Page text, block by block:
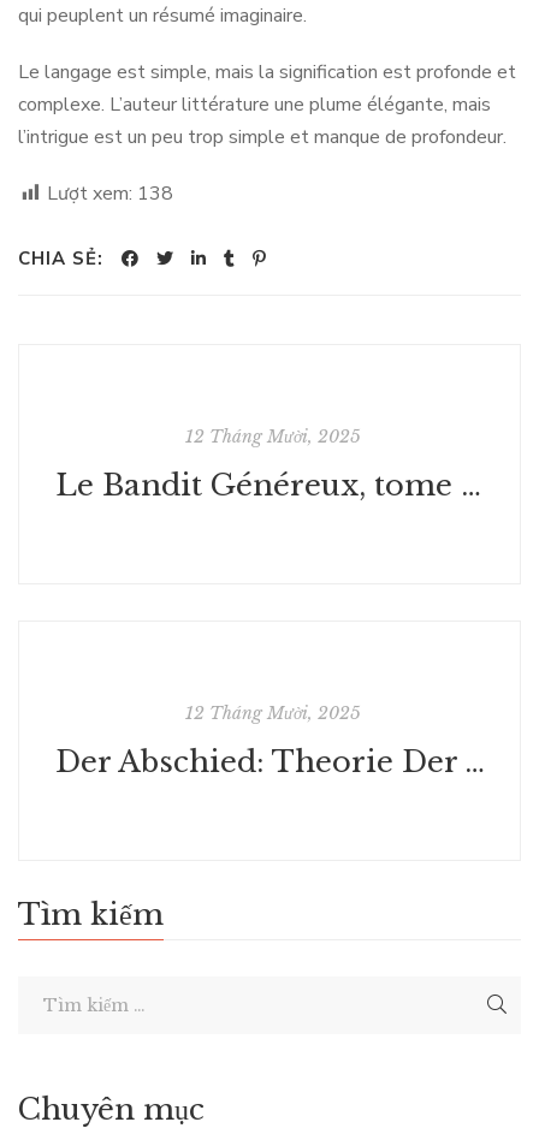
qui peuplent un résumé imaginaire.
Le langage est simple, mais la signification est profonde et
complexe. L’auteur littérature une plume élégante, mais
l’intrigue est un peu trop simple et manque de profondeur.
Lượt xem: 138
CHIA SẺ:
12 Tháng Mười, 2025
Le Bandit Généreux, tome 3 : La Montagne sacrée - Bibliothèque
12 Tháng Mười, 2025
Der Abschied: Theorie Der Trauer: Baudelaire, Goethe, Nietzsche, Benjamin | Buch
Tìm kiếm
Chuyên mục